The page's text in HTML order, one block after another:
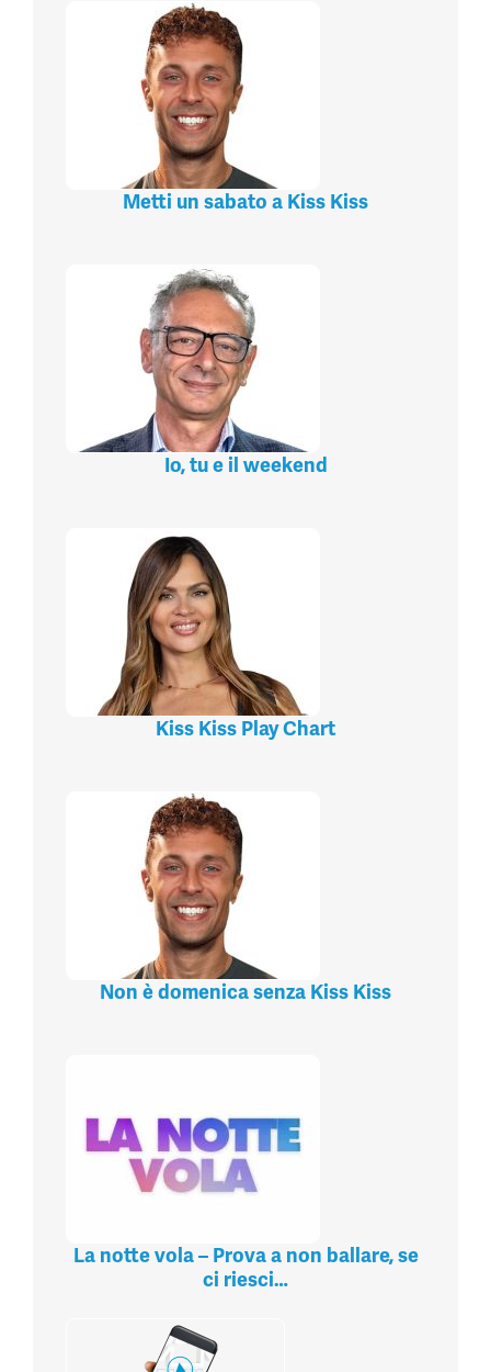
Metti un sabato a Kiss Kiss
Io, tu e il weekend
Kiss Kiss Play Chart
Non è domenica senza Kiss Kiss
La notte vola – Prova a non ballare, se
ci riesci…